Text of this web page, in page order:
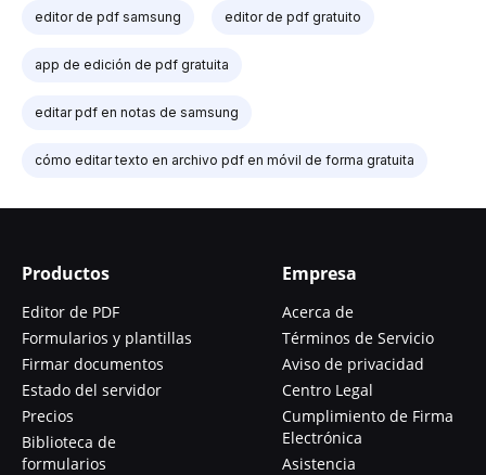
editor de pdf samsung editor de pdf gratuito
app de edición de pdf gratuita
editar pdf en notas de samsung
cómo editar texto en archivo pdf en móvil de forma gratuita
Productos
Editor de PDF
Formularios y plantillas
Firmar documentos
Estado del servidor
Precios
Biblioteca de
formularios
Empresa
Acerca de
Términos de Servicio
Aviso de privacidad
Centro Legal
Cumplimiento de Firma
Electrónica
Asistencia